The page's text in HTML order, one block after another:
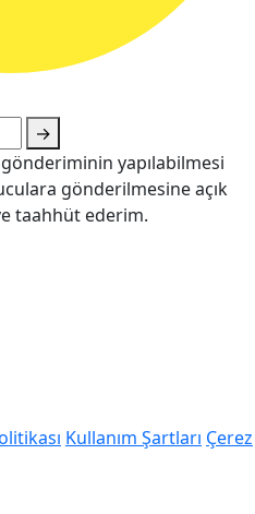
→
yapılabilmesi
gönderilmesine açık
taahhüt ederim.
Kullanım Şartları Çerez